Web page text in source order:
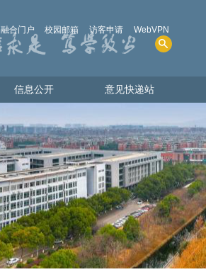
融合门户 校园邮箱 访客申请 WebVPN
信息公开
学院概况
招生考试
财务、资产及收费
人事师资
教学质量
学生管理服务
学位、学科
实验室安全
意见快递站
信息公开 意见快递站